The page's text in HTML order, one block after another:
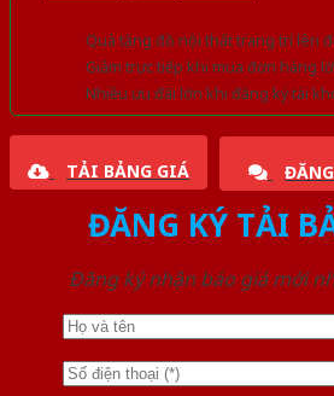
Quà tặng đồ nội thất trang trí lên
Giảm trực tiếp khi mua đơn hàng
Nhiều ưu đãi lớn khi đăng ký tài
TẢI BẢNG GIÁ
ĐĂNG KÝ TẢI
Đăng ký nhận báo giá mới